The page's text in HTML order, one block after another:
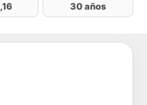
30 años